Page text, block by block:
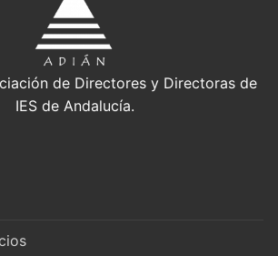
de Directores y Directoras de
IES de Andalucía.